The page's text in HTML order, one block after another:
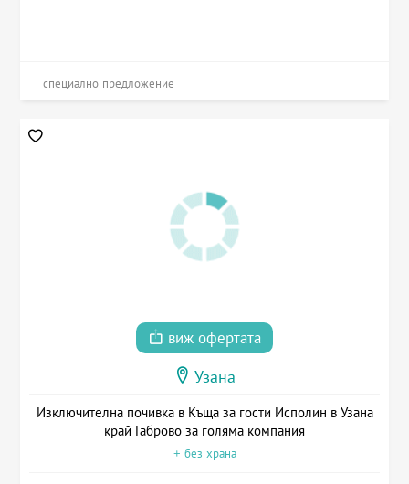
специално предложение
виж офертата
Узана
Изключителна почивка в Къща за гости Исполин в Узана
край Габрово за голяма компания
+ без храна